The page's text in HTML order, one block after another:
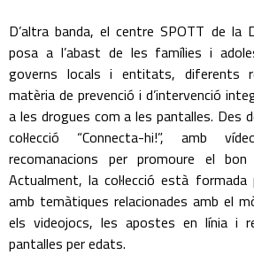
D’altra banda, el centre SPOTT de la
posa a l’abast de les famílies i
governs locals i entitats, diferents
matèria de prevenció i d’intervenció
a les drogues com a les pantalles. Des
col·lecció “Connecta-hi!”, amb
recomanacions per promoure el
Actualment, la col·lecció està formada
amb temàtiques relacionades amb el
els videojocs, les apostes en línia i
pantalles per edats.